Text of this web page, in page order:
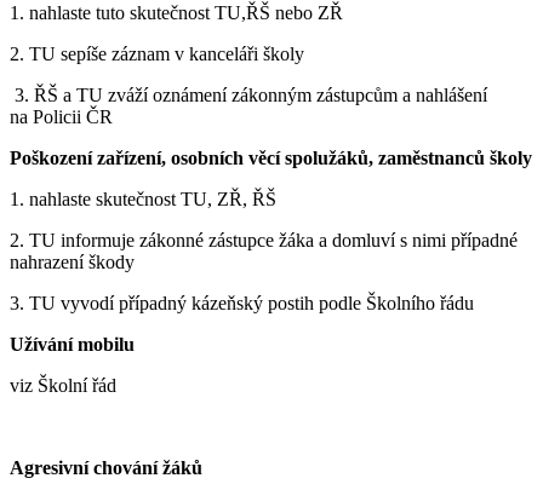
1. nahlaste tuto skutečnost TU,ŘŠ nebo ZŘ
2. TU sepíše záznam v kanceláři školy
3. ŘŠ a TU zváží oznámení zákonným zástupcům a nahlášení
na Policii ČR
Poškození zařízení, osobních věcí spolužáků, zaměstnanců školy
1. nahlaste skutečnost TU, ZŘ, ŘŠ
2. TU informuje zákonné zástupce žáka a domluví s nimi případné
nahrazení škody
3. TU vyvodí případný kázeňský postih podle Školního řádu
Užívání mobilu
viz Školní řád
Agresivní chování žáků